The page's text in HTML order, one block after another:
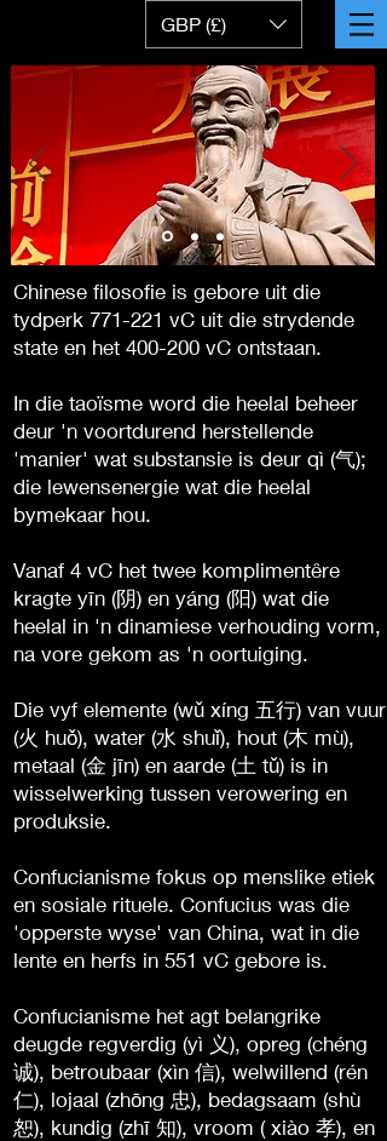
GBP (£)
Chinese filosofie is gebore uit die
tydperk 771-221 vC uit die strydende
state en het 400-200 vC ontstaan.
In die taoïsme word die heelal beheer
deur 'n voortdurend herstellende
'manier' wat substansie is deur qì (气);
die lewensenergie wat die heelal
bymekaar hou.
Vanaf 4 vC het twee komplimentêre
kragte yīn (阴) en yáng (阳) wat die
heelal in 'n dinamiese verhouding vorm,
na vore gekom as 'n oortuiging.
Die vyf elemente (wǔ xíng 五行) van vuur
(火 huǒ), water (水 shuǐ), hout (木 mù),
metaal (金 jīn) en aarde (土 tǔ) is in
wisselwerking tussen verowering en
produksie.
Confucianisme fokus op menslike etiek
en sosiale rituele. Confucius was die
'opperste wyse' van China, wat in die
lente en herfs in 551 vC gebore is.
Confucianisme het agt belangrike
deugde regverdig (yì 义), opreg (chéng
诚), betroubaar (xìn 信), welwillend (rén
仁), lojaal (zhōng 忠), bedagsaam (shù
恕), kundig (zhī 知), vroom ( xiào 孝), en